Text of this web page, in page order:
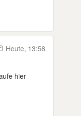
Heute, 13:58
hier